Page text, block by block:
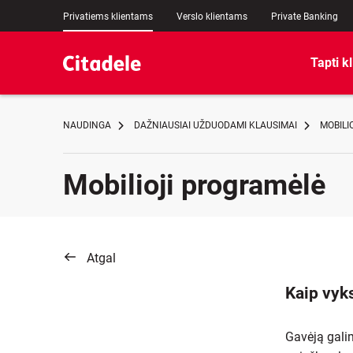
Privatiems klientams Verslo klientams Private Banking
Tapti
NAUDINGA DAŽNIAUSIAI UŽDUODAMI KLAUSIMAI
Mobilioji programėlė
Atgal
Kaip
Gavėją